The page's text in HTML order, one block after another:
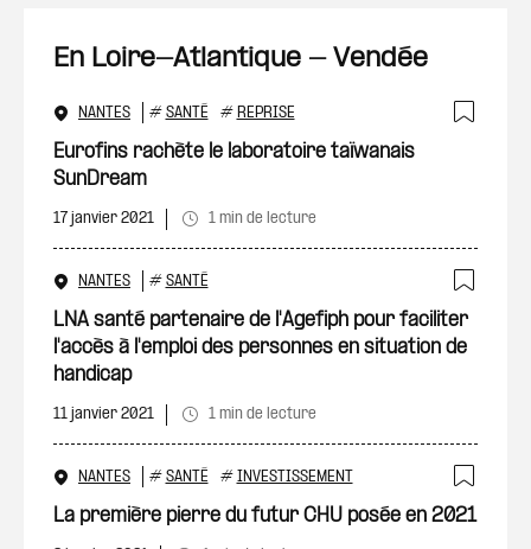
En Loire-Atlantique - Vendée
NANTES # SANTÉ # REPRISE
Eurofins rachète le laboratoire taïwanais
SunDream
17 janvier 2021 1 min de lecture
NANTES # SANTÉ
LNA santé partenaire de l'Agefiph pour faciliter
l'accès à l'emploi des personnes en situation de
handicap
11 janvier 2021 1 min de lecture
NANTES # SANTÉ # INVESTISSEMENT
La première pierre du futur CHU posée en 2021